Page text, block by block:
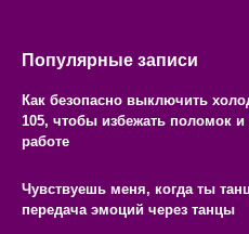
Популярные записи
Как безопасно выключить
105, чтобы избежать поломок и
работе
Чувствуешь меня, когда ты
передача эмоций через танцы